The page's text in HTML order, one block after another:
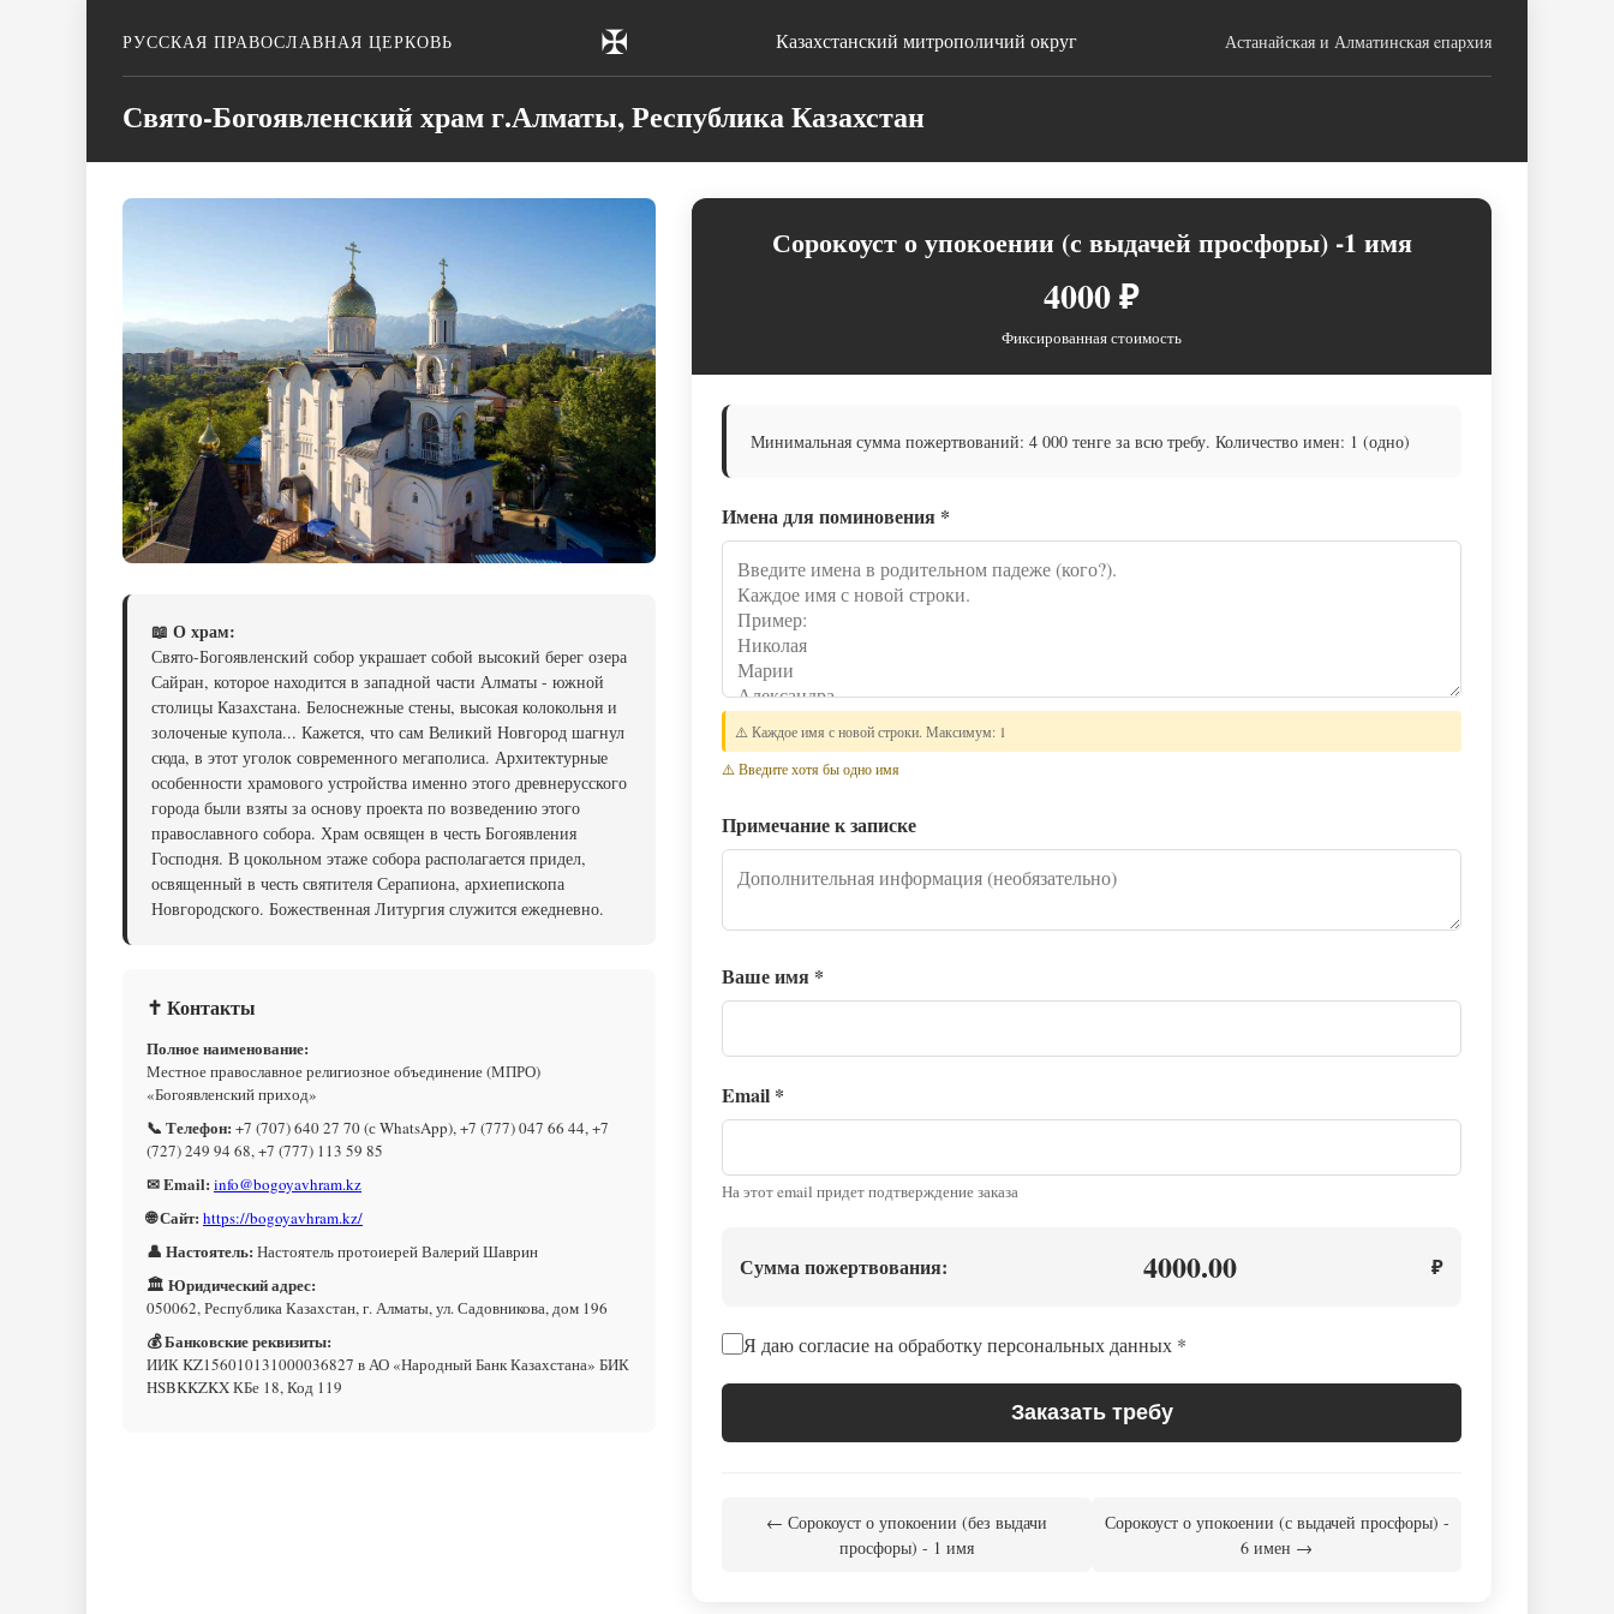
РУССКАЯ ПРАВОСЛАВНАЯ ЦЕРКОВЬ ✠ Казахстанский митрополичий округ Астанайская и Алматинская eпархия
Свято-Богоявленский храм г.Алматы, Республика Казахстан
📖 О храм:
Свято-Богоявленский собор украшает собой высокий берег озера
Сайран, которое находится в западной части Алматы - южной
столицы Казахстана. Белоснежные стены, высокая колокольня и
золоченые купола... Кажется, что сам Великий Новгород шагнул
сюда, в этот уголок современного мегаполиса. Архитектурные
особенности храмового устройства именно этого древнерусского
города были взяты за основу проекта по возведению этого
православного собора. Храм освящен в честь Богоявления
Господня. В цокольном этаже собора располагается придел,
освященный в честь святителя Серапиона, архиепископа
Новгородского. Божественная Литургия служится ежедневно.
✝ Контакты
Полное наименование:
Местное православное религиозное объединение (МПРО)
«Богоявленский приход»
📞 Телефон: +7 (707) 640 27 70 (с WhatsApp), +7 (777) 047 66 44, +7
(727) 249 94 68, +7 (777) 113 59 85
✉ Email: info@bogoyavhram.kz
🌐 Сайт: https://bogoyavhram.kz/
👤 Настоятель: Настоятель протоиерей Валерий Шаврин
🏛 Юридический адрес:
050062, Республика Казахстан, г. Алматы, ул. Садовникова, дом 196
💰 Банковские реквизиты:
ИИК KZ156010131000036827 в АО «Народный Банк Казахстана» БИК
HSBKKZKX КБе 18, Код 119
Сорокоуст о упокоении (с выдачей просфоры) -1 имя
4000 ₽
Фиксированная стоимость
Минимальная сумма пожертвований: 4 000 тенге за всю требу. Количество имен: 1 (одно)
Имена для поминовения *
⚠️ Каждое имя с новой строки. Максимум: 1
⚠️ Введите хотя бы одно имя
Примечание к записке
Ваше имя *
Email *
На этот email придет подтверждение заказа
Сумма пожертвования: 4000.00 ₽
Я даю согласие на обработку персональных данных *
Заказать требу
← Сорокоуст о упокоении (без выдачи
просфоры) - 1 имя
Сорокоуст о упокоении (с выдачей просфоры) -
6 имен →